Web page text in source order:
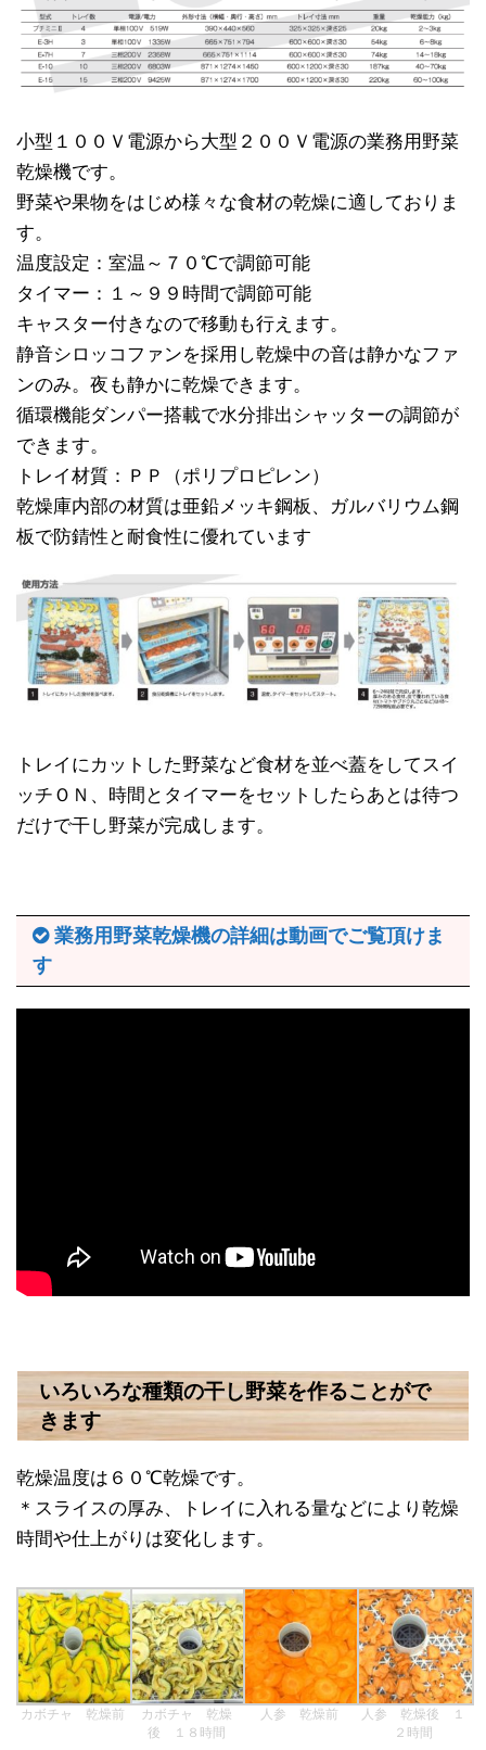
小型１００Ｖ電源から大型２００Ｖ電源の業務用野菜
乾燥機です。
野菜や果物をはじめ様々な食材の乾燥に適しておりま
す。
温度設定：室温～７０℃で調節可能
タイマー：１～９９時間で調節可能
キャスター付きなので移動も行えます。
静音シロッコファンを採用し乾燥中の音は静かなファ
ンのみ。夜も静かに乾燥できます。
循環機能ダンパー搭載で水分排出シャッターの調節が
できます。
トレイ材質：ＰＰ（ポリプロピレン）
乾燥庫内部の材質は亜鉛メッキ鋼板、ガルバリウム鋼
板で防錆性と耐食性に優れています
トレイにカットした野菜など食材を並べ蓋をしてスイ
ッチＯＮ、時間とタイマーをセットしたらあとは待つ
だけで干し野菜が完成します。
業務用野菜乾燥機の詳細は動画でご覧頂けま
す
いろいろな種類の干し野菜を作ることがで
きます
乾燥温度は６０℃乾燥です。
＊スライスの厚み、トレイに入れる量などにより乾燥
時間や仕上がりは変化します。
カボチャ 乾燥前
カボチャ 乾燥
後 １８時間
人参 乾燥前
人参 乾燥後 １
２時間